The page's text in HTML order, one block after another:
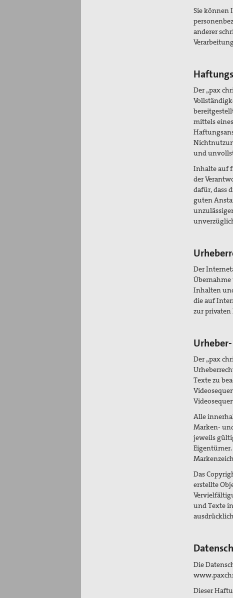
Sie können
anderer
Der „pax
mittels
und
Inhalte auf
der
dafür, dass
guten
Der
Inhalten
die auf
zur
Der „pax
Texte zu
Alle
Marken-
jeweils
Das
erstellte
und Texte
Die
Dieser